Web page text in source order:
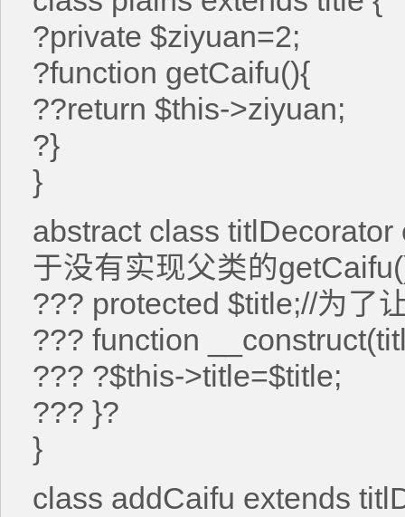
?private $ziyuan=2;
?function getCaifu(){
??return $this->ziyuan;
?}
}
abstract class
于没有实现父类的
??? protected $title;//为了
??? function
??? ?$this->title=$title;
??? }?
}
class addCaifu extends